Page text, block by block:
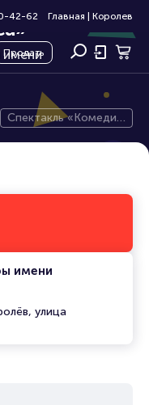
42-62 Главная Королев
Продать
имени
12+
Спектакль «Комедиа
имени
улица